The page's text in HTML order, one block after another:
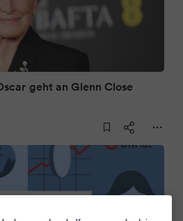
geht an Glenn Close